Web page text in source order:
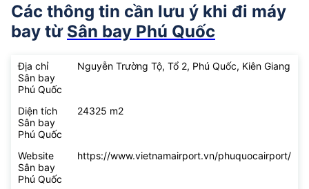
Các thông tin cần lưu ý khi đi máy
bay từ Sân bay Phú Quốc
Địa chỉ
Sân bay
Phú Quốc
Nguyễn Trường Tộ, Tổ 2, Phú Quốc, Kiên Giang
Diện tích
Sân bay
Phú Quốc
24325 m2
Website
Sân bay
Phú Quốc
https://www.vietnamairport.vn/phuquocairport/